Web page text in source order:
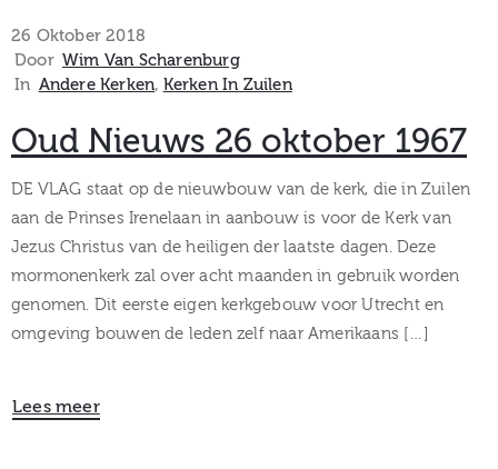
26 Oktober 2018
Door Wim Van Scharenburg
In Andere Kerken‚ Kerken In Zuilen
Oud Nieuws 26 oktober 1967
DE VLAG staat op de nieuwbouw van de kerk, die in Zuilen
aan de Prinses Irenelaan in aanbouw is voor de Kerk van
Jezus Christus van de heiligen der laatste dagen. Deze
mormonenkerk zal over acht maanden in gebruik worden
genomen. Dit eerste eigen kerkgebouw voor Utrecht en
omgeving bouwen de leden zelf naar Amerikaans […]
Lees meer